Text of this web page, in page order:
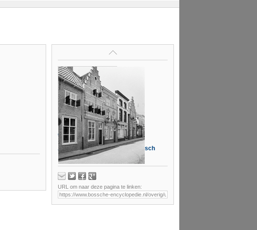
Op deze pagina
Afdeling Erfgoed 's-Hertogenbosch
0074870
URL om naar deze pagina te linken: